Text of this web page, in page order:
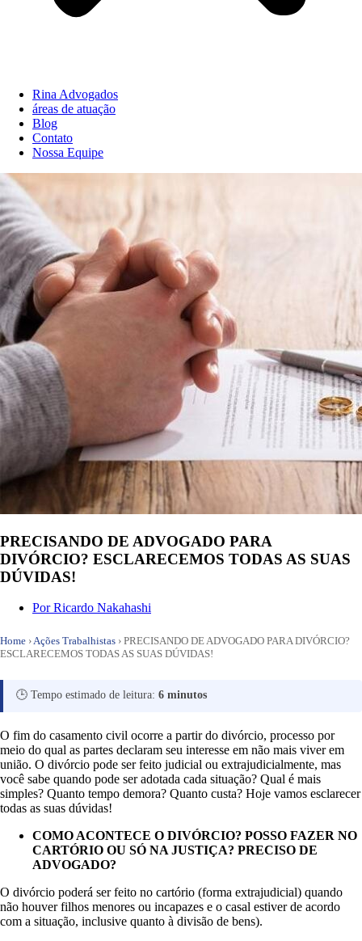
Rina Advogados
áreas de atuação
Blog
Contato
Nossa Equipe
PRECISANDO DE ADVOGADO PARA
DIVÓRCIO? ESCLARECEMOS TODAS AS SUAS
DÚVIDAS!
PorRicardo Nakahashi
Home ›Ações Trabalhistas › PRECISANDO DE ADVOGADO PARA DIVÓRCIO?
ESCLARECEMOS TODAS AS SUAS DÚVIDAS!
🕒 Tempo estimado de leitura: 6 minutos
O fim do casamento civil ocorre a partir do divórcio, processo por
meio do qual as partes declaram seu interesse em não mais viver em
união. O divórcio pode ser feito judicial ou extrajudicialmente, mas
você sabe quando pode ser adotada cada situação? Qual é mais
simples? Quanto tempo demora? Quanto custa? Hoje vamos esclarecer
todas as suas dúvidas!
COMO ACONTECE O DIVÓRCIO? POSSO FAZER NO
CARTÓRIO OU SÓ NA JUSTIÇA? PRECISO DE
ADVOGADO?
O divórcio poderá ser feito no cartório (forma extrajudicial) quando
não houver filhos menores ou incapazes e o casal estiver de acordo
com a situação, inclusive quanto à divisão de bens).